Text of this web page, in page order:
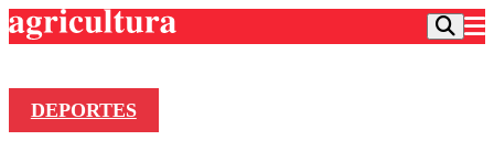
DEPORTES